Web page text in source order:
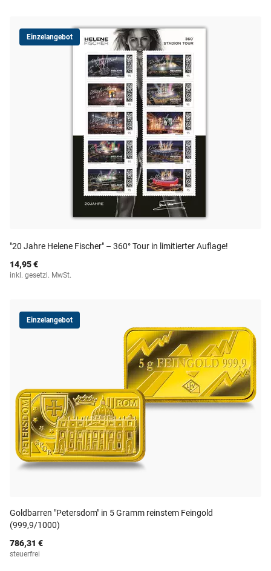
Einzelangebot
"20 Jahre Helene Fischer" – 360° Tour in limitierter Auflage!
14,95 €
inkl. gesetzl. MwSt.
Einzelangebot
Goldbarren "Petersdom" in 5 Gramm reinstem Feingold
(999,9/1000)
786,31 €
steuerfrei